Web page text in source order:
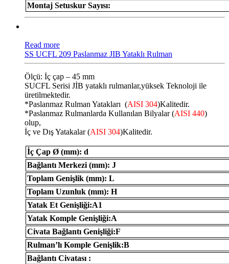
Montaj Setuskur Sayısı:
Read more
SS UCFL 209 Paslanmaz JIB Yataklı Rulman
Ölçü: İç çap – 45 mm
SUCFL Serisi JİB ​​yataklı rulmanlar,yüksek Teknoloji ile
üretilmektedir.
*Paslanmaz Rulman Yatakları (AISI 304)Kalitedir.
*Paslanmaz Rulmanlarda Kullanılan Bilyalar (AISI 440)
olup,
İç ve Dış Yatakalar (AISI 304)Kalitedir.
İç Çap Ø (mm): d
Bağlantı Merkezi (mm): J
Toplam Genişlik (mm): L
Toplam Uzunluk (mm): H
Yatak Et Genişliği:A1
Yatak Komple Genişliği:A
Civata Bağlantı Genişliği:F
Rulman’lı Komple Genişlik:B
Bağlantı Civatası :